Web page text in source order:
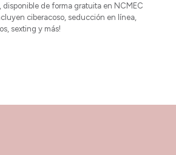
disponible de forma gratuita en NCMEC
ciberacoso, seducción en línea,
sexting y más!